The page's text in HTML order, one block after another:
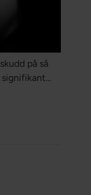
på så